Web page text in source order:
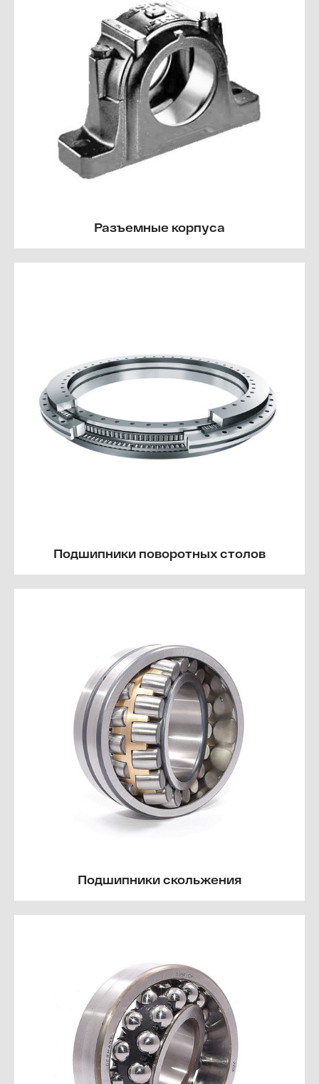
Разъемные корпуса
Подшипники поворотных столов
Подшипники скольжения